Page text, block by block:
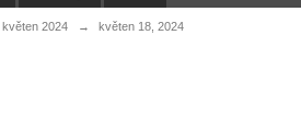
květen 2024 → květen 18, 2024